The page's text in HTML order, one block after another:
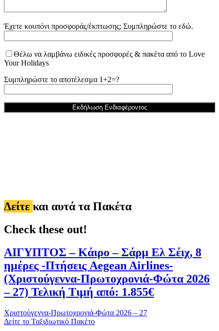
Έχετε κουπόνι προσφοράς/έκπτωσης; Συμπληρώστε το εδώ.
Θέλω να λαμβάνω ειδικές προσφορές & πακέτα από το Love
Your Holidays
Συμπληρώστε το αποτέλεσμα 1+2=?
Δείτε και αυτά τα Πακέτα
Check these out!
ΑΙΓΥΠΤΟΣ – Κάιρο – Σάρμ Ελ Σέιχ, 8
ημέρες -Πτήσεις Aegean Airlines-
(Χριστούγεννα-Πρωτοχρονιά-Φώτα 2026
– 27) Τελική Τιμή από: 1.855€
Χριστούγεννα-Πρωτοχρονιά-Φώτα 2026 – 27
Δείτε το Ταξιδιωτικό Πακέτο